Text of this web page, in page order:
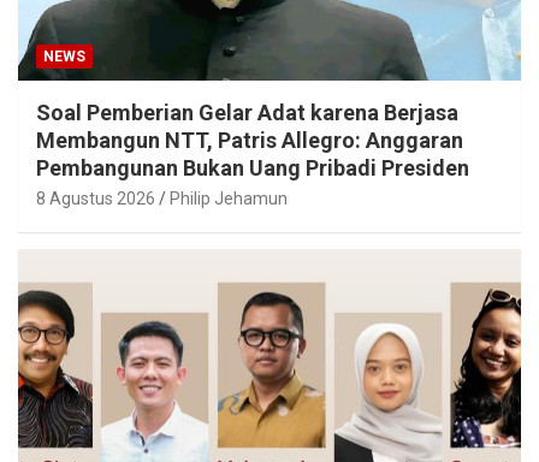
NEWS
Soal Pemberian Gelar Adat karena Berjasa
Membangun NTT, Patris Allegro: Anggaran
Pembangunan Bukan Uang Pribadi Presiden
8 Agustus 2026 Philip Jehamun